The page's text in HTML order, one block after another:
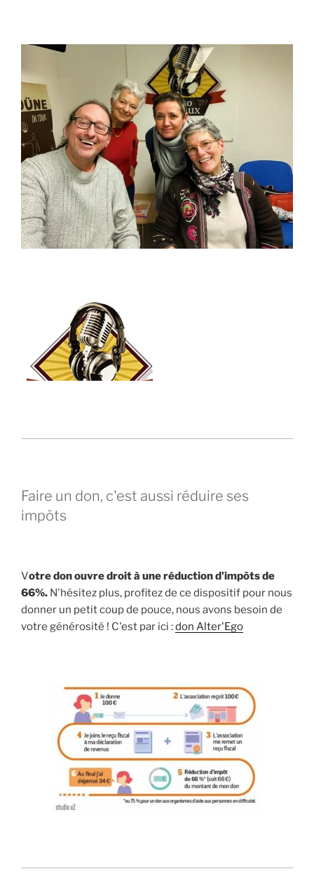
Faire un don, c'est aussi réduire ses
impôts
Votre don ouvre droit à une réduction d'impôts de
66%. N'hésitez plus, profitez de ce dispositif pour nous
donner un petit coup de pouce, nous avons besoin de
votre générosité ! C'est par ici :don Alter'Ego